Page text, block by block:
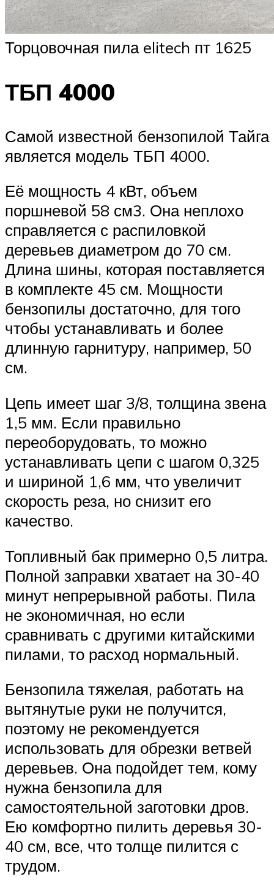
Торцовочная пила elitech пт 1625
ТБП 4000
Самой известной бензопилой Тайга
является модель ТБП 4000.
Её мощность 4 кВт, объем
поршневой 58 см3. Она неплохо
справляется с распиловкой
деревьев диаметром до 70 см.
Длина шины, которая поставляется
в комплекте 45 см. Мощности
бензопилы достаточно, для того
чтобы устанавливать и более
длинную гарнитуру, например, 50
см.
Цепь имеет шаг 3/8, толщина звена
1,5 мм. Если правильно
переоборудовать, то можно
устанавливать цепи с шагом 0,325
и шириной 1,6 мм, что увеличит
скорость реза, но снизит его
качество.
Топливный бак примерно 0,5 литра.
Полной заправки хватает на 30-40
минут непрерывной работы. Пила
не экономичная, но если
сравнивать с другими китайскими
пилами, то расход нормальный.
Бензопила тяжелая, работать на
вытянутые руки не получится,
поэтому не рекомендуется
использовать для обрезки ветвей
деревьев. Она подойдет тем, кому
нужна бензопила для
самостоятельной заготовки дров.
Ею комфортно пилить деревья 30-
40 см, все, что толще пилится с
трудом.